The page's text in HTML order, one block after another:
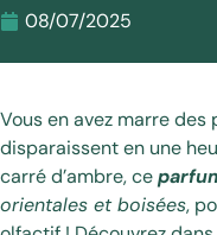
08/07/2025
Vous en avez marre
disparaissent en une
carré d’ambre, ce
orientales et boisées,